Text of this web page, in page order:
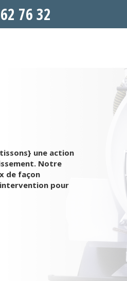
76 32
une action
Notre
de façon
intervention pour